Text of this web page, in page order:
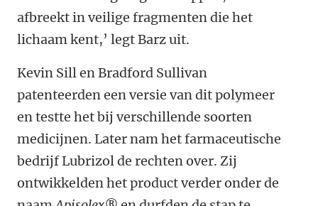
afbreekt in veilige fragmenten die het
lichaam kent,’ legt Barz uit.
Kevin Sill en Bradford Sullivan
patenteerden een versie van dit polymeer
en testte het bij verschillende soorten
medicijnen. Later nam het farmaceutische
bedrijf Lubrizol de rechten over. Zij
ontwikkelden het product verder onder de